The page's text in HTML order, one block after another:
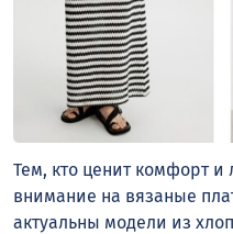
Тем, кто ценит комфорт и
внимание на вязаные
актуальны модели из